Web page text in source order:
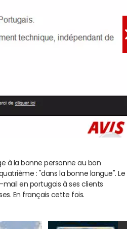
à la bonne personne au bon
: "dans la bonne langue". Le
en portugais à ses clients
En français cette fois.